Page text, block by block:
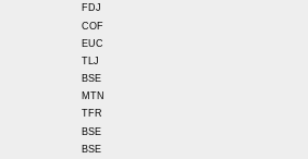
FDJ
COF
EUC
TLJ
BSE
MTN
TFR
BSE
BSE